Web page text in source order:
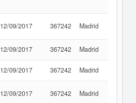
12/09/2017 367242 Madrid
12/09/2017 367242 Madrid
12/09/2017 367242 Madrid
12/09/2017 367242 Madrid